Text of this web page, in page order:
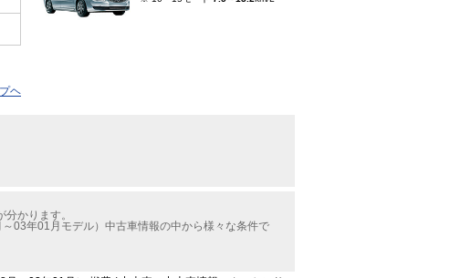
ヘ
かります。
03年01月モデル）中古車情報の中から様々な条件で